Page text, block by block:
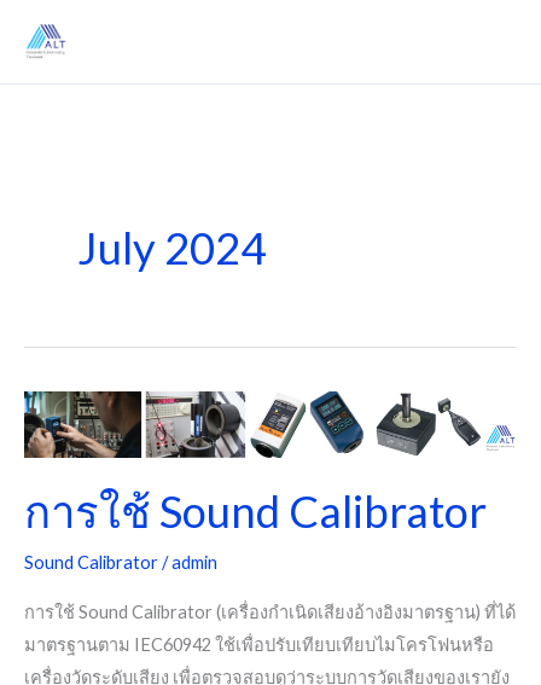
content
July 2024
การใช้ Sound Calibrator
Sound Calibrator/admin
การใช้ Sound Calibrator (เครื่องกำเนิดเสียงอ้างอิงมาตรฐาน) ที่ได้
มาตรฐานตาม IEC60942 ใช้เพื่อปรับเทียบเทียบไมโครโฟนหรือ
เครื่องวัดระดับเสียง เพื่อตรวจสอบดูว่าระบบการวัดเสียงของเรายัง
การ
ใช้
Calibrator